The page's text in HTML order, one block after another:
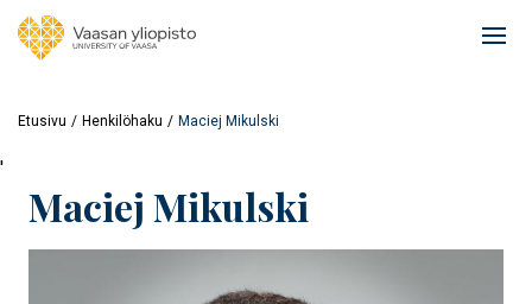
Etusivu Henkilöhaku Maciej Mikulski
'
Maciej Mikulski